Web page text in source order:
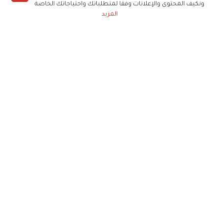
ونكيف المحتوى والإعلانات وفقا لمتطلباتك واحتياجاتك الخاصة
المزيد